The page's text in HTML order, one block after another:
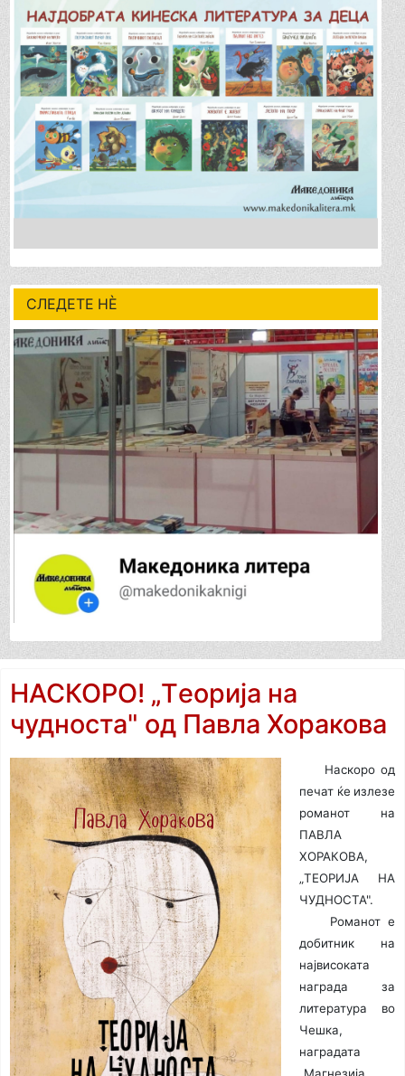
СЛЕДЕТЕ НÈ
НАСКОРО! „Tеорија на
чудноста" од Павла Хоракова
Наскоро од
печат ќе излезе
романот на
ПАВЛА
ХОРАКОВА,
„TEOРИЈА НА
ЧУДНОСТА".
Романот е
добитник на
највисоката
награда за
литература во
Чешка,
наградата